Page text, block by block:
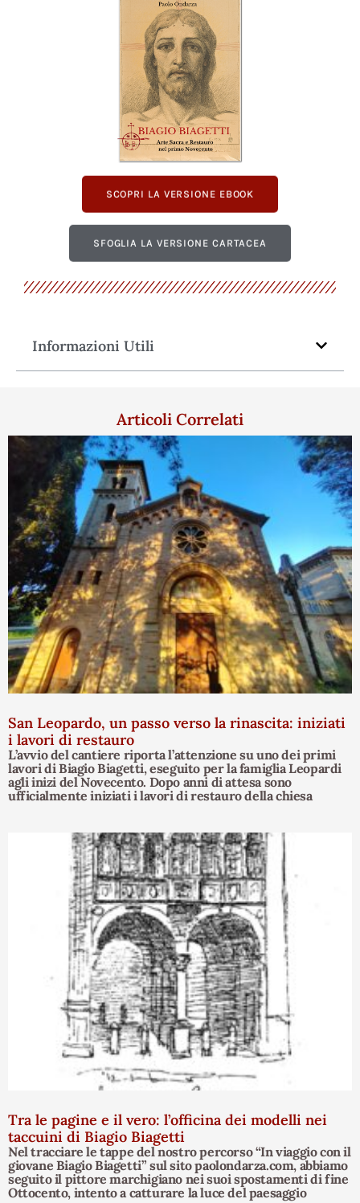
SCOPRI LA VERSIONE EBOOK
SFOGLIA LA VERSIONE CARTACEA
Informazioni Utili
Articoli Correlati
San Leopardo, un passo verso la rinascita: iniziati
i lavori di restauro
L’avvio del cantiere riporta l’attenzione su uno dei primi
lavori di Biagio Biagetti, eseguito per la famiglia Leopardi
agli inizi del Novecento. Dopo anni di attesa sono
ufficialmente iniziati i lavori di restauro della chiesa
Tra le pagine e il vero: l’officina dei modelli nei
taccuini di Biagio Biagetti
Nel tracciare le tappe del nostro percorso “In viaggio con il
giovane Biagio Biagetti” sul sito paolondarza.com, abbiamo
seguito il pittore marchigiano nei suoi spostamenti di fine
Ottocento, intento a catturare la luce del paesaggio